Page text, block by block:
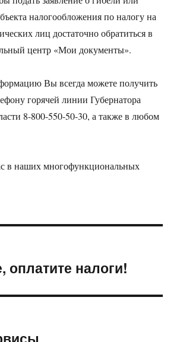
налогообложения по налогу на
лиц достаточно обратиться в
центр «Мои документы».
Вы всегда можете получить
горячей линии Губернатора
8-800-550-50-30, а также в любом
в наших многофункциональных
оплатите налоги!